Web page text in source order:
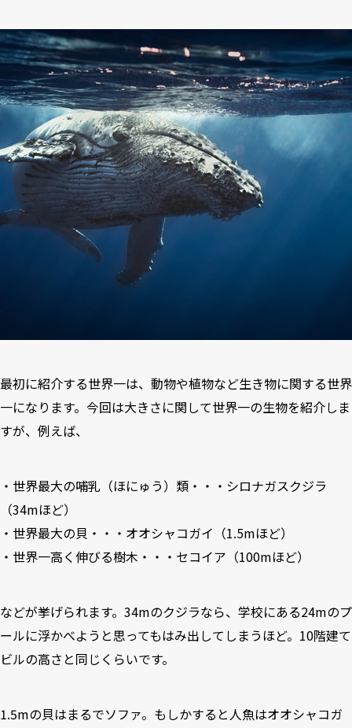
最初に紹介する世界一は、動物や植物など生き物に関する世界
一になります。今回は大きさに関して世界一の生物を紹介しま
すが、例えば、
・世界最大の哺乳（ほにゅう）類・・・シロナガスクジラ
（34mほど）
・世界最大の貝・・・オオシャコガイ（1.5mほど）
・世界一高く伸びる樹木・・・セコイア（100mほど）
などが挙げられます。34mのクジラなら、学校にある24mのプ
ールに浮かべようと思ってもはみ出してしまうほど。10階建て
ビルの高さと同じくらいです。
1.5mの貝はまるでソファ。もしかすると人魚はオオシャコガ